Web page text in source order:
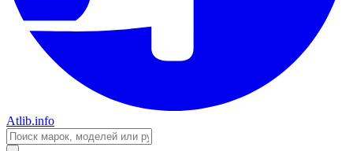
Atlib.info